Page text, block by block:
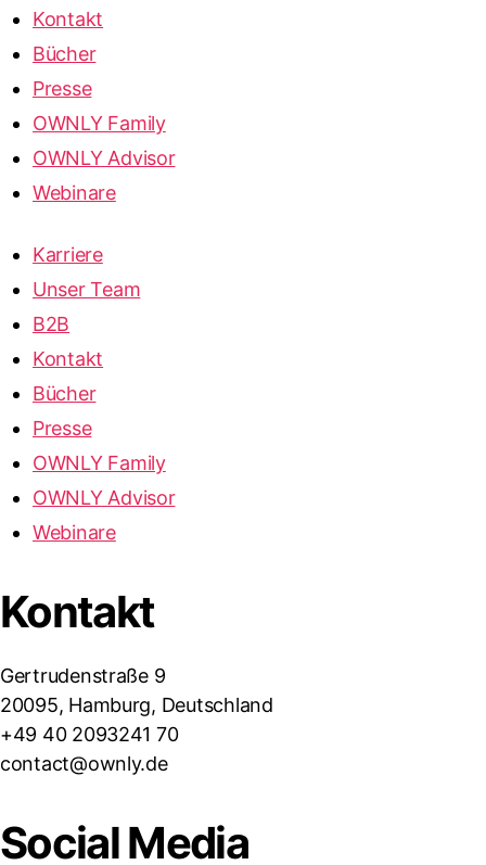
Kontakt
Bücher
Presse
OWNLY Family
OWNLY Advisor
Webinare
Karriere
Unser Team
B2B
Kontakt
Bücher
Presse
OWNLY Family
OWNLY Advisor
Webinare
Kontakt
Gertrudenstraße 9
20095, Hamburg, Deutschland
+49 40 2093241 70
contact@ownly.de
Social Media